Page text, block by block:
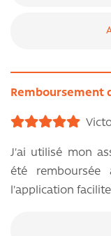
Remboursement
J'ai utilisé mon
été remboursée
l'application